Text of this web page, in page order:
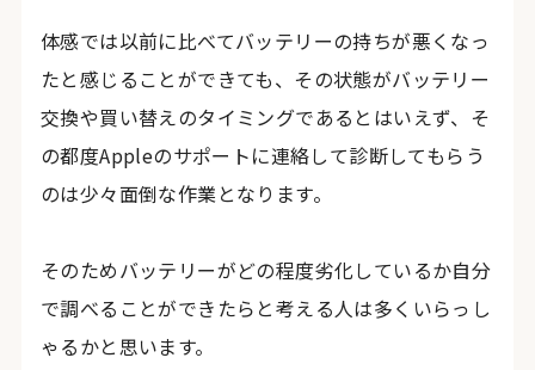
体感では以前に比べてバッテリーの持ちが悪くなっ
たと感じることができても、その状態がバッテリー
交換や買い替えのタイミングであるとはいえず、そ
の都度Appleのサポートに連絡して診断してもらう
のは少々面倒な作業となります。
そのためバッテリーがどの程度劣化しているか自分
で調べることができたらと考える人は多くいらっし
ゃるかと思います。